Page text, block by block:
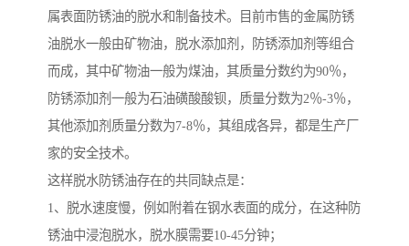
属表面防锈油的脱水和制备技术。目前市售的金属防锈
油脱水一般由矿物油，脱水添加剂，防锈添加剂等组合
而成，其中矿物油一般为煤油，其质量分数约为90％，
防锈添加剂一般为石油磺酸酸钡，质量分数为2％-3％，
其他添加剂质量分数为7-8％，其组成各异，都是生产厂
家的安全技术。
这样脱水防锈油存在的共同缺点是：
1、脱水速度慢，例如附着在钢水表面的成分，在这种防
锈油中浸泡脱水，脱水膜需要10-45分钟；